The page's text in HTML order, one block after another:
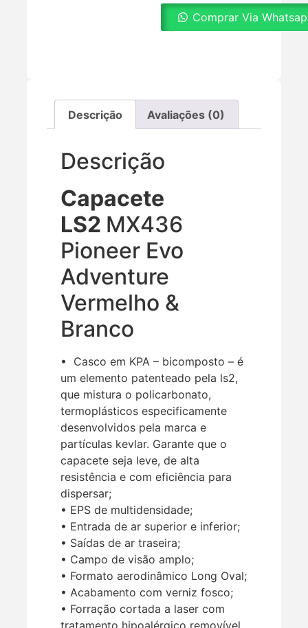
Comprar Via
Descrição Avaliações (0)
Descrição
Capacete
LS2 MX436
Pioneer Evo
Adventure
Vermelho &
Branco
• Casco em KPA – bicomposto – é
um elemento patenteado pela ls2,
que mistura o policarbonato,
termoplásticos especificamente
desenvolvidos pela marca e
partículas kevlar. Garante que o
capacete seja leve, de alta
resistência e com eficiência para
dispersar;
• EPS de multidensidade;
• Entrada de ar superior e inferior;
• Saídas de ar traseira;
• Campo de visão amplo;
• Formato aerodinâmico Long Oval;
• Acabamento com verniz fosco;
• Forração cortada a laser com